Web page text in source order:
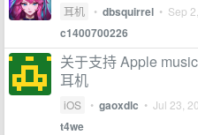
耳机 • dbsquirrel • Sep
c1400700226
关于支持 Apple
耳机
iOS • gaoxdlc • Jul 23,
t4we